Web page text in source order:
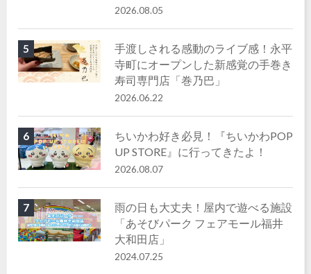
2026.08.05
5
手渡しされる感動のライブ感！永平
寺町にオープンした新感覚の手巻き
寿司専門店「巻乃巴」
2026.06.22
6
ちいかわ好き必見！『ちいかわPOP
UP STORE』に行ってきたよ！
2026.08.07
7
雨の日も大丈夫！屋内で遊べる施設
「あそびパーク フェアモール福井
大和田店」
2024.07.25